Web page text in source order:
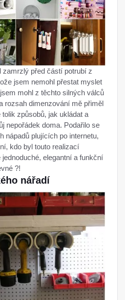
zamrzlý před částí potrubí z
jsem nemohl přestat myslet
mohl z těchto silných válců
rozsah dimenzování mě přiměl
způsobů, jak ukládat a
nepořádek doma. Podařilo se
nápadů plujících po internetu,
kdo byl touto realizací
elegantní a funkční
?!
nářadí